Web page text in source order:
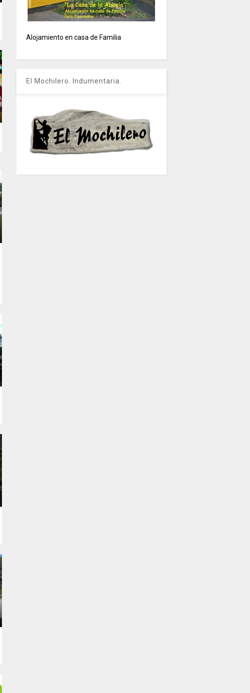
Alojamiento en casa de Familia
El Mochilero. Indumentaria.